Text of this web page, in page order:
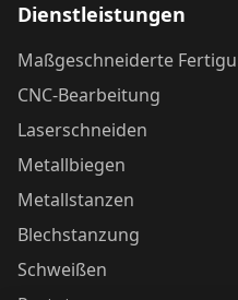
Dienstleistungen
Maßgeschneiderte
CNC-Bearbeitung
Laserschneiden
Metallbiegen
Metallstanzen
Blechstanzung
Schweißen